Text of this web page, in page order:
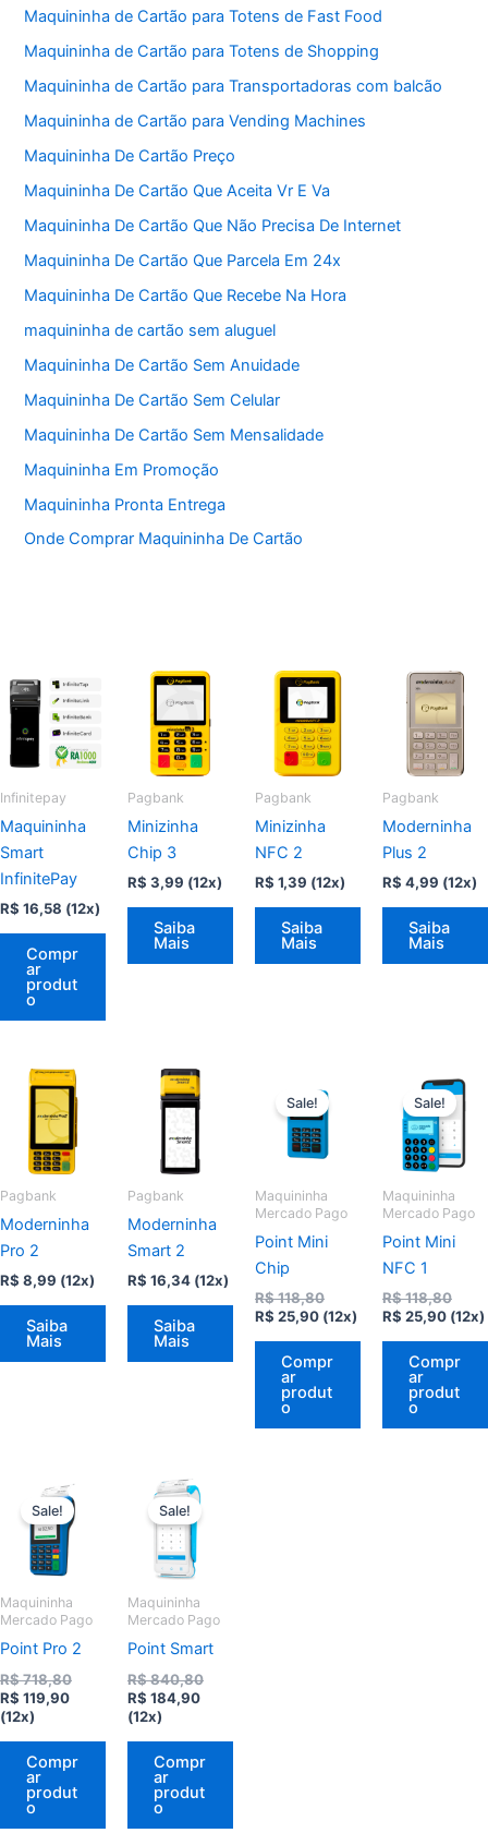
Maquininha de Cartão para Totens de Fast Food
Maquininha de Cartão para Totens de Shopping
Maquininha de Cartão para Transportadoras com balcão
Maquininha de Cartão para Vending Machines
Maquininha De Cartão Preço
Maquininha De Cartão Que Aceita Vr E Va
Maquininha De Cartão Que Não Precisa De Internet
Maquininha De Cartão Que Parcela Em 24x
Maquininha De Cartão Que Recebe Na Hora
maquininha de cartão sem aluguel
Maquininha De Cartão Sem Anuidade
Maquininha De Cartão Sem Celular
Maquininha De Cartão Sem Mensalidade
Maquininha Em Promoção
Maquininha Pronta Entrega
Onde Comprar Maquininha De Cartão
Infinitepay
Maquininha
Smart
InfinitePay
R$ 16,58 (12x)
Compr
ar
produt
o
Pagbank
Minizinha
Chip 3
R$ 3,99 (12x)
Saiba
Mais
Pagbank
Minizinha
NFC 2
R$ 1,39 (12x)
Saiba
Mais
Pagbank
Moderninha
Plus 2
R$ 4,99 (12x)
Saiba
Mais
Pagbank
Moderninha
Pro 2
R$ 8,99 (12x)
Saiba
Mais
Pagbank
Moderninha
Smart 2
R$ 16,34 (12x)
Saiba
Mais
Sale!
Maquininha
Mercado Pago
Point Mini
Chip
R$118,80O
preço
R$ 118,80.
R$ 25,90O
é:
R$ 25,90.
(12x)
Compr
ar
produt
o
Sale!
Maquininha
Mercado Pago
Point Mini
NFC 1
R$118,80O
R$
R$ 25,90O
é:
R$
(12x)
Compr
ar
produt
o
Sale!
Maquininha
Mercado Pago
Point Pro 2
R$718,80O
R$ 119,90O
R$ 119,90.
(12x)
Compr
ar
produt
o
Sale!
Maquininha
Mercado Pago
Point Smart
R$840,80O
R$ 184,90O
R$ 184,90.
(12x)
Compr
ar
produt
o